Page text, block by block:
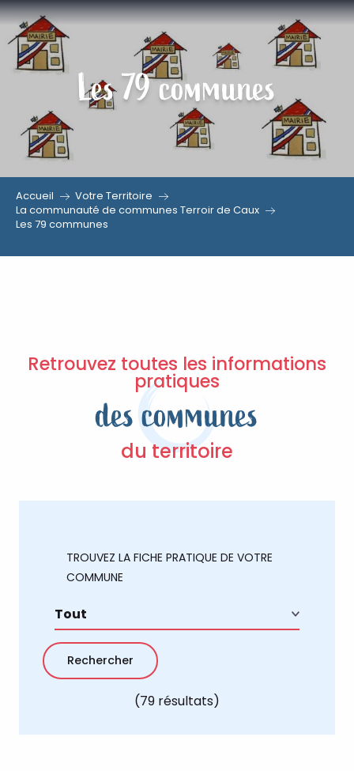
Aller
contenu
Les 79 communes
Accueil
Votre Territoire
La communauté de communes Terroir de Caux
Les 79 communes
Retrouvez toutes les informations
pratiques
des communes
du territoire
TROUVEZ LA FICHE PRATIQUE DE VOTRE
COMMUNE
(79 résultats)